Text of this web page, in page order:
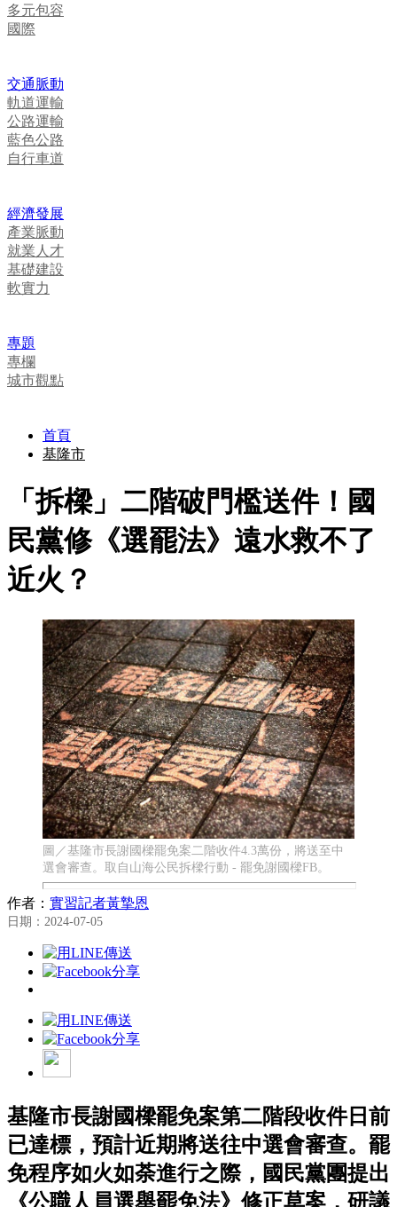
多元包容
國際
交通脈動
軌道運輸
公路運輸
藍色公路
自行車道
經濟發展
產業脈動
就業人才
基礎建設
軟實力
專題
專欄
城市觀點
首頁
基隆市
「拆樑」二階破門檻送件！國
民黨修《選罷法》遠水救不了
近火？
圖／基隆市長謝國樑罷免案二階收件4.3萬份，將送至中
選會審查。取自山海公民拆樑行動 - 罷免謝國樑FB。
作者： 實習記者黃摯恩
日期：2024-07-05
基隆市長謝國樑罷免案第二階段收件日前
已達標，預計近期將送往中選會審查。罷
免程序如火如荼進行之際，國民黨團提出
《公職人員選舉罷免法》修正草案，研議